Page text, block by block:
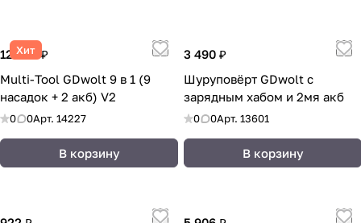
Хит
12 639 ₽
Multi-Tool GDwolt 9 в 1 (9
насадок + 2 акб) V2
0 0Арт. 14227
В корзину
3 490 ₽
Шуруповёрт GDwolt с
зарядным хабом и 2мя акб
0 0Арт. 13601
В корзину